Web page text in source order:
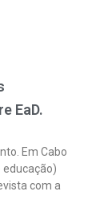
EaD.
Em Cabo
educação)
com a